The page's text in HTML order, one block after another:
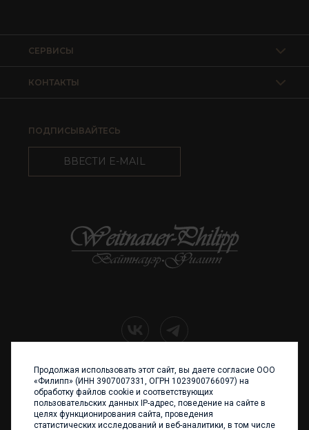
КОНТАКТЫ
СЕРВИСЫ
ПОДПИСЫВАЙТЕСЬ
ВВЕСТИ E-MAIL
+7 (4012) 960 898
236017 Калининград,
ул. Каштановая аллея, 47
Телефон: +7 4012 960 898,
+7 4012 960 856
Продолжая использовать этот сайт, вы даете согласие ООО
«Филипп» (ИНН 3907007331, ОГРН 1023900766097) на
обработку файлов cookie и соответствующих
пользовательских данных IP-адрес, поведение на сайте в
целях функционирования сайта, проведения
статистических исследований и веб-аналитики, в том числе